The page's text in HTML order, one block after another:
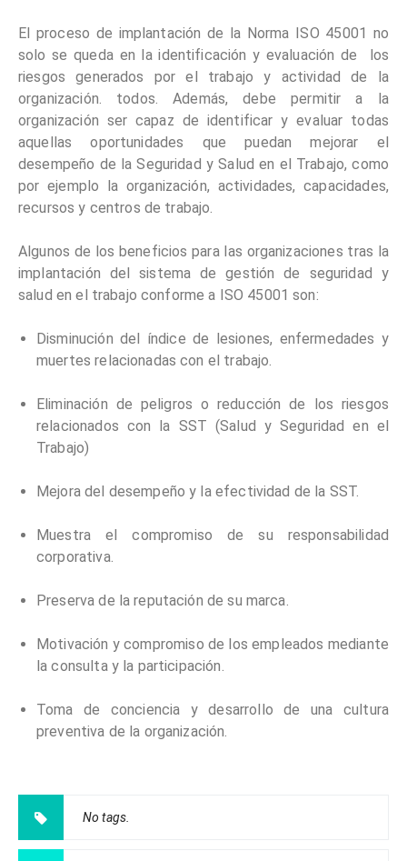
El proceso de implantación de la Norma ISO 45001 no
solo se queda en la identificación y evaluación de los
riesgos generados por el trabajo y actividad de la
organización. todos. Además, debe permitir a la
organización ser capaz de identificar y evaluar todas
aquellas oportunidades que puedan mejorar el
desempeño de la Seguridad y Salud en el Trabajo, como
por ejemplo la organización, actividades, capacidades,
recursos y centros de trabajo.
Algunos de los beneficios para las organizaciones tras la
implantación del sistema de gestión de seguridad y
salud en el trabajo conforme a ISO 45001 son:
Disminución del índice de lesiones, enfermedades y
muertes relacionadas con el trabajo.
Eliminación de peligros o reducción de los riesgos
relacionados con la SST (Salud y Seguridad en el
Trabajo)
Mejora del desempeño y la efectividad de la SST.
Muestra el compromiso de su responsabilidad
corporativa.
Preserva de la reputación de su marca.
Motivación y compromiso de los empleados mediante
la consulta y la participación.
Toma de conciencia y desarrollo de una cultura
preventiva de la organización.
No tags.